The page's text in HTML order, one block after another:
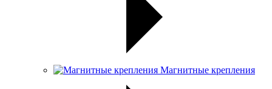
Магнитные крепления